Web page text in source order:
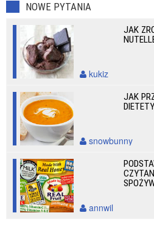
NOWE PYTANIA
JAK
kukiz
JAK
snowbunny
annwil